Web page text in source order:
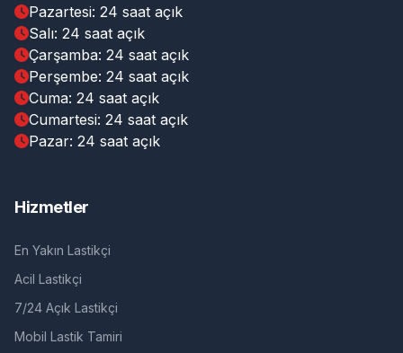
Pazartesi: 24 saat açık
Salı: 24 saat açık
Çarşamba: 24 saat açık
Perşembe: 24 saat açık
Cuma: 24 saat açık
Cumartesi: 24 saat açık
Pazar: 24 saat açık
Hizmetler
En Yakın Lastikçi
Acil Lastikçi
7/24 Açık Lastikçi
Mobil Lastik Tamiri